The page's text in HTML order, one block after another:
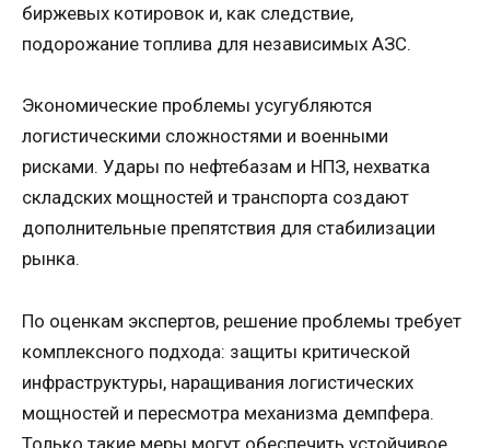
биржевых котировок и, как следствие,
подорожание топлива для независимых АЗС.
Экономические проблемы усугубляются
логистическими сложностями и военными
рисками. Удары по нефтебазам и НПЗ, нехватка
складских мощностей и транспорта создают
дополнительные препятствия для стабилизации
рынка.
По оценкам экспертов, решение проблемы требует
комплексного подхода: защиты критической
инфраструктуры, наращивания логистических
мощностей и пересмотра механизма демпфера.
Только такие меры могут обеспечить устойчивое